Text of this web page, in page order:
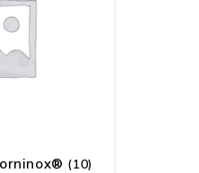
(10)